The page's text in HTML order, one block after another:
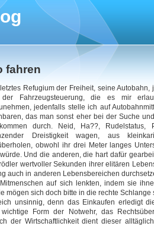
fahren
Refugium der Freiheit, seine
der Fahrzeugsteuerung, die es mir
jedenfalls stelle ich auf
das man sonst eher bei der Suche
durch. Neid, Ha??,
Dreistigkeit wagen, aus
obwohl ihr drei Meter langes
Und die anderen, die hart dafür
wertvoller Sekunden ihrer elitären
auch in anderen Lebensbereichen
auf sich lenkten, indem sie
mögen sich doch bitte in die rechte
unsinnig, denn das Einkaufen erledigt
Form der Notwehr, das
der Wirtschaftlichkeit dient dieser